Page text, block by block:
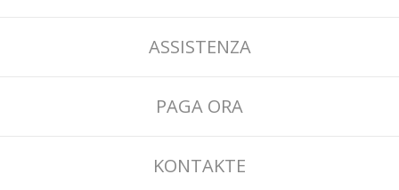
ASSISTENZA
PAGA ORA
KONTAKTE